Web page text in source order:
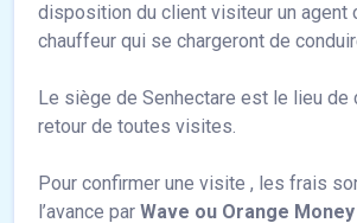
disposition du client visiteur un agent
chauffeur qui se chargeront de
Le siège de Senhectare est le lieu de
retour de toutes visites.
Pour confirmer une visite , les frais
l’avance par Wave ou Orange Money